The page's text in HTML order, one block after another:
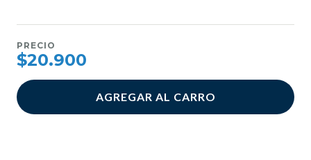
PRECIO
$20.900
AGREGAR AL CARRO